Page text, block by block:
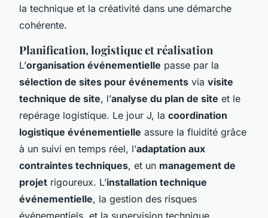
la technique et la créativité dans une démarche
cohérente.
Planification, logistique et réalisation
L’organisation événementielle passe par la
sélection de sites pour événements via visite
technique de site, l’analyse du plan de site et le
repérage logistique. Le jour J, la coordination
logistique événementielle assure la fluidité grâce
à un suivi en temps réel, l’adaptation aux
contraintes techniques, et un management de
projet rigoureux. L’installation technique
événementielle, la gestion des risques
événementiels, et la supervision technique